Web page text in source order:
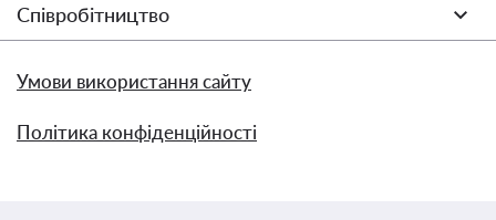
Співробітництво
Умови використання сайту
Політика конфіденційності